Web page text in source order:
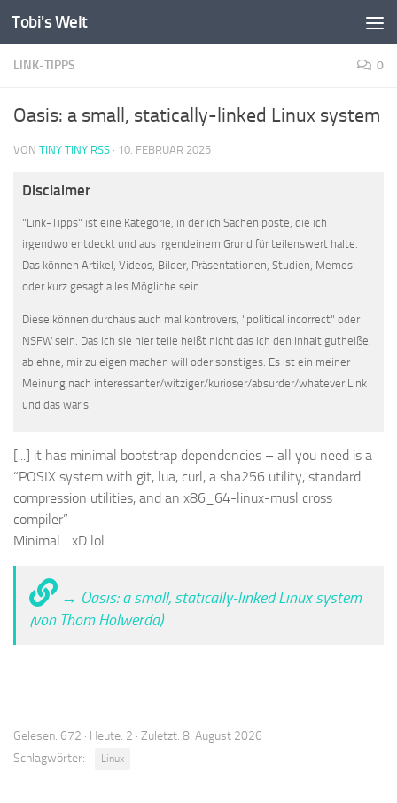
Zum Inhalt springen
Tobi's Welt
LINK-TIPPS 0
Oasis: a small, statically-linked Linux system
VON TINY TINY RSS · 10. FEBRUAR 2025
Disclaimer
"Link-Tipps" ist eine Kategorie, in der ich Sachen poste, die ich
irgendwo entdeckt und aus irgendeinem Grund für teilenswert halte.
Das können Artikel, Videos, Bilder, Präsentationen, Studien, Memes
oder kurz gesagt alles Mögliche sein...
Diese können durchaus auch mal kontrovers, "political incorrect" oder
NSFW sein. Das ich sie hier teile heißt nicht das ich den Inhalt gutheiße,
ablehne, mir zu eigen machen will oder sonstiges. Es ist ein meiner
Meinung nach interessanter/witziger/kurioser/absurder/whatever Link
und das war's.
[...] it has minimal bootstrap dependencies – all you need is a
“POSIX system with git, lua, curl, a sha256 utility, standard
compression utilities, and an x86_64-linux-musl cross
compiler”
Minimal... xD lol
→ Oasis: a small, statically-linked Linux system
(von Thom Holwerda)
Gelesen: 672 · Heute: 2 · Zuletzt: 8. August 2026
Schlagwörter:
Linux